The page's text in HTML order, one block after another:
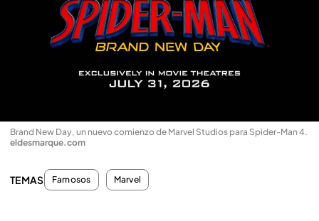
Brand New Day, un nuevo comienzo de Marvel Studios para Spider-Man 4.
eldesmarque.com
TEMAS Famosos Marvel